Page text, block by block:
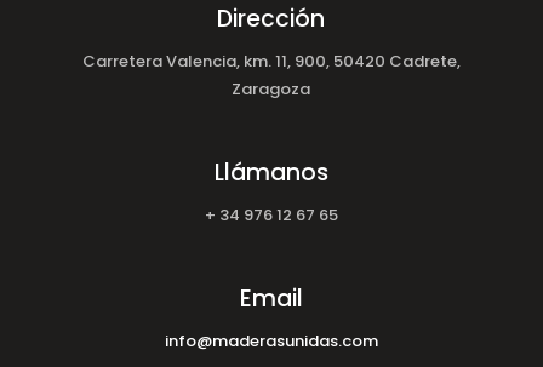
Dirección
Carretera Valencia, km. 11, 900, 50420 Cadrete,
Zaragoza
Llámanos
+ 34 976 12 67 65
Email
info@maderasunidas.com